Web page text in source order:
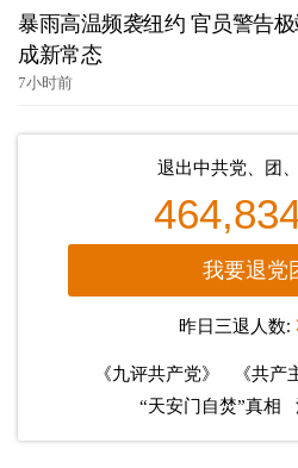
暴雨高温频袭纽约 官员警告
成新常态
7小时前
退出中共党、团
我要退党
昨日三退人数:
《九评共产党》
《共产
“天安门自焚”真相